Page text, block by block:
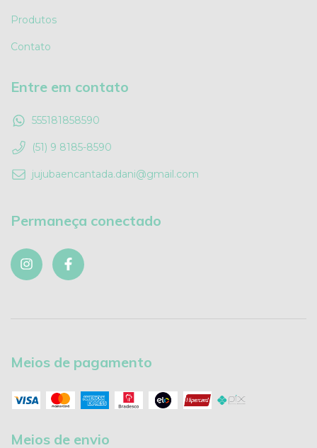
Produtos
Contato
Entre em contato
555181858590
(51) 9 8185-8590
jujubaencantada.dani@gmail.com
Permaneça conectado
Meios de pagamento
Meios de envio